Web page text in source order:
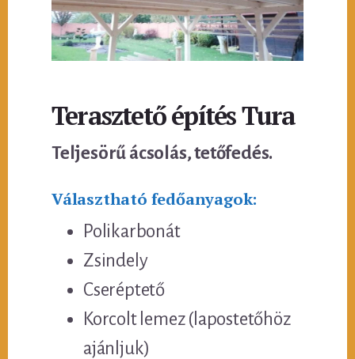
Terasztető építés Tura
Teljesörű ácsolás, tetőfedés.
Választható fedőanyagok:
Polikarbonát
Zsindely
Cseréptető
Korcolt lemez (lapostetőhöz
ajánljuk)